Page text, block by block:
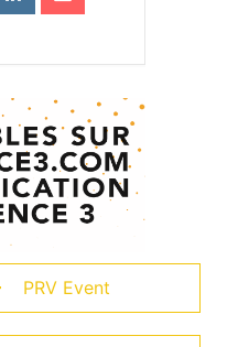
PRV Event